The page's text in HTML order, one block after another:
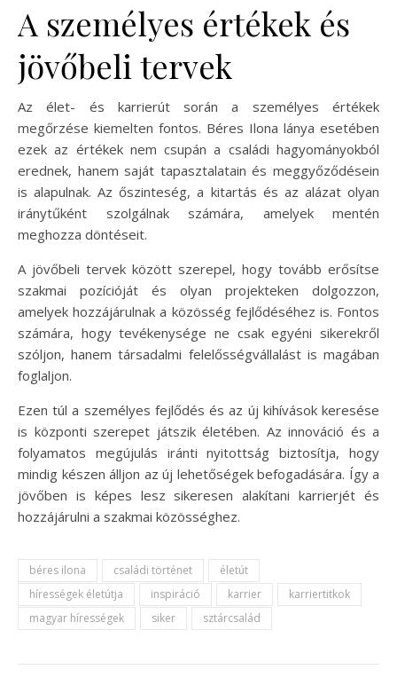
A személyes értékek és
jövőbeli tervek
Az élet- és karrierút során a személyes értékek
megőrzése kiemelten fontos. Béres Ilona lánya esetében
ezek az értékek nem csupán a családi hagyományokból
erednek, hanem saját tapasztalatain és meggyőződésein
is alapulnak. Az őszinteség, a kitartás és az alázat olyan
iránytűként szolgálnak számára, amelyek mentén
meghozza döntéseit.
A jövőbeli tervek között szerepel, hogy tovább erősítse
szakmai pozícióját és olyan projekteken dolgozzon,
amelyek hozzájárulnak a közösség fejlődéséhez is. Fontos
számára, hogy tevékenysége ne csak egyéni sikerekről
szóljon, hanem társadalmi felelősségvállalást is magában
foglaljon.
Ezen túl a személyes fejlődés és az új kihívások keresése
is központi szerepet játszik életében. Az innováció és a
folyamatos megújulás iránti nyitottság biztosítja, hogy
mindig készen álljon az új lehetőségek befogadására. Így a
jövőben is képes lesz sikeresen alakítani karrierjét és
hozzájárulni a szakmai közösséghez.
béres ilona családi történet
életút
hírességek életútja
inspiráció karrier
karriertitkok
magyar hírességek
siker sztárcsalád